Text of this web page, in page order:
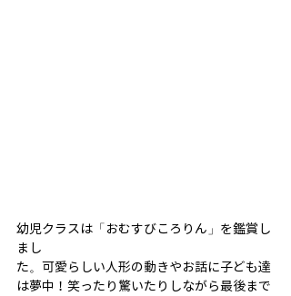
幼児クラスは「おむすびころりん」を鑑賞し
まし
た。可愛らしい人形の動きやお話に子ども達
は夢中！笑ったり驚いたりしながら最後まで